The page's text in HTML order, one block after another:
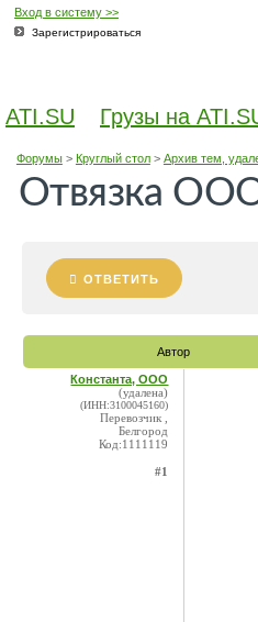
Вход в систему >>
Зарегистрироваться
ATI.SU Грузы на
Форумы> Круглый стол> Архив тем,
Отвязка
ОТВЕТИТЬ
Автор
Константа, ООО
(удалена)
(ИНН:3100045160)
Перевозчик ,
Белгород
Код:1111119
#1